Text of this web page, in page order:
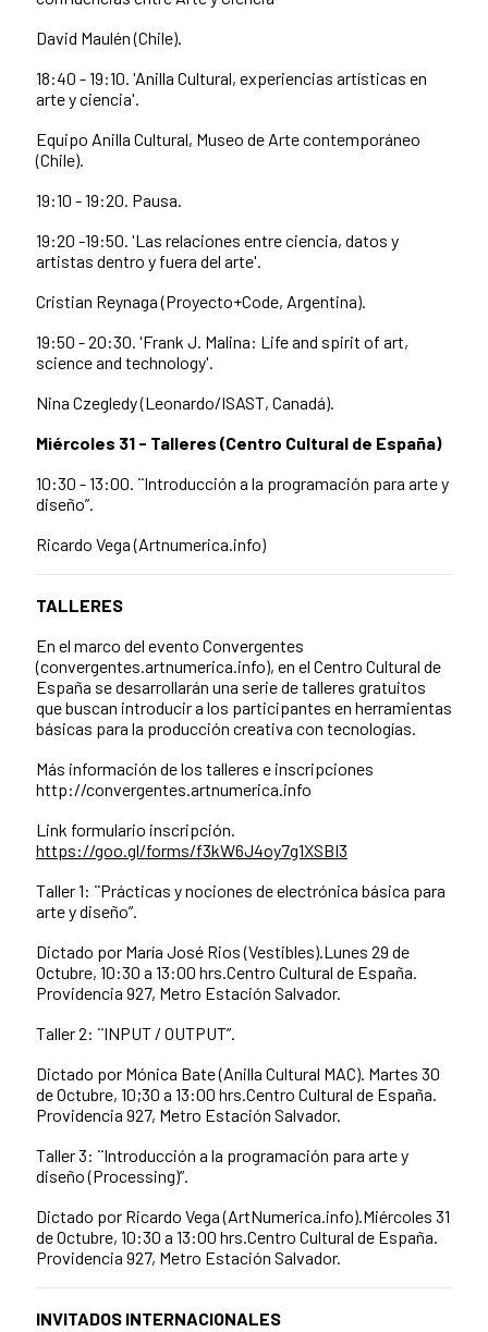
David Maulén (Chile).
18:40 - 19:10. 'Anilla Cultural, experiencias artísticas en
arte y ciencia'.
Equipo Anilla Cultural, Museo de Arte contemporáneo
(Chile).
19:10 - 19:20. Pausa.
19:20 -19:50. 'Las relaciones entre ciencia, datos y
artistas dentro y fuera del arte'.
Cristian Reynaga (Proyecto+Code, Argentina).
19:50 - 20:30. 'Frank J. Malina: Life and spirit of art,
science and technology'.
Nina Czegledy (Leonardo/ISAST, Canadá).
Miércoles 31 - Talleres (Centro Cultural de España)
10:30 - 13:00. ¨Introducción a la programación para arte y
diseño”.
Ricardo Vega (Artnumerica.info)
TALLERES
En el marco del evento Convergentes
(convergentes.artnumerica.info), en el Centro Cultural de
España se desarrollarán una serie de talleres gratuitos
que buscan introducir a los participantes en herramientas
básicas para la producción creativa con tecnologías.
Más información de los talleres e inscripciones
http://convergentes.artnumerica.info
Link formulario inscripción.
https://goo.gl/forms/f3kW6J4oy7g1XSBI3
Taller 1: ¨Prácticas y nociones de electrónica básica para
arte y diseño”.
Dictado por María José Rios (Vestibles).Lunes 29 de
Octubre, 10:30 a 13:00 hrs.Centro Cultural de España.
Providencia 927, Metro Estación Salvador.
Taller 2: ¨INPUT / OUTPUT”.
Dictado por Mónica Bate (Anilla Cultural MAC). Martes 30
de Octubre, 10;30 a 13:00 hrs.Centro Cultural de España.
Providencia 927, Metro Estación Salvador.
Taller 3: ¨Introducción a la programación para arte y
diseño (Processing)”.
Dictado por Ricardo Vega (ArtNumerica.info).Miércoles 31
de Octubre, 10:30 a 13:00 hrs.Centro Cultural de España.
Providencia 927, Metro Estación Salvador.
INVITADOS INTERNACIONALES